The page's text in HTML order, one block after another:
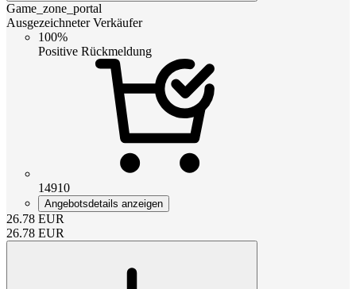
Game_zone_portal
Ausgezeichneter Verkäufer
100%
Positive Rückmeldung
14910
Angebotsdetails anzeigen
26.78 EUR
26.78 EUR